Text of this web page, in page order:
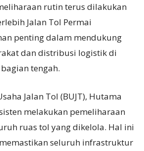
rutin terus dilakukan
Jalan Tol Permai
penting dalam mendukung
dan distribusi logistik di
tengah.
Jalan Tol (BUJT), Hutama
melakukan pemeliharaan
ruas tol yang dikelola. Hal ini
seluruh infrastruktur